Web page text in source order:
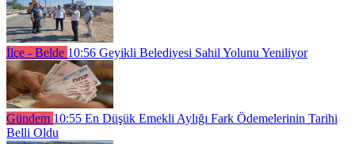
İlçe - Belde 10:56 Geyikli Belediyesi Sahil Yolunu Yeniliyor
Gündem 10:55 En Düşük Emekli Aylığı Fark Ödemelerinin Tarihi
Belli Oldu